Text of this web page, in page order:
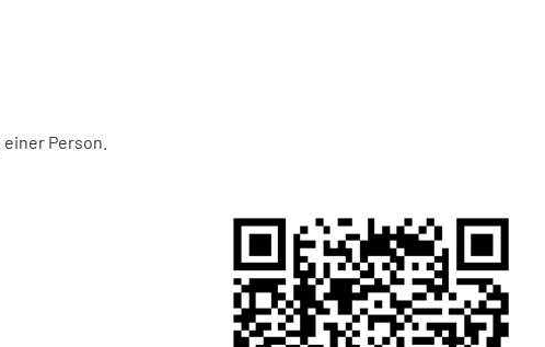
Person.